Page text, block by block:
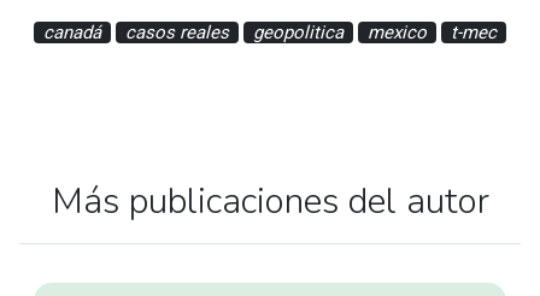
canadá casos reales geopolitica mexico t-mec
Más publicaciones del autor